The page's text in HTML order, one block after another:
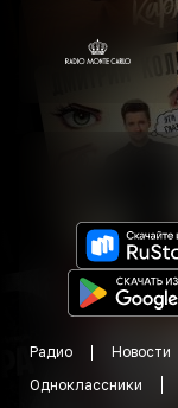
Радио Новости
Одноклассники